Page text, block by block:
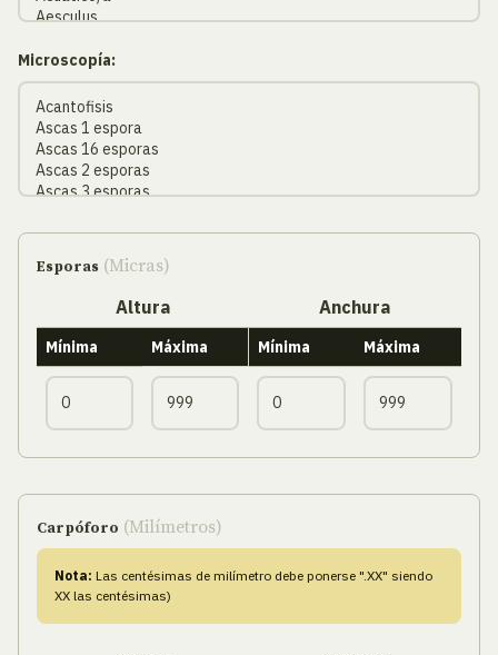
Microscopía:
Esporas (Micras)
Altura
Anchura
Mínima Máxima Mínima Máxima
Carpóforo (Milímetros)
Nota: Las centésimas de milímetro debe ponerse ".XX" siendo
XX las centésimas)